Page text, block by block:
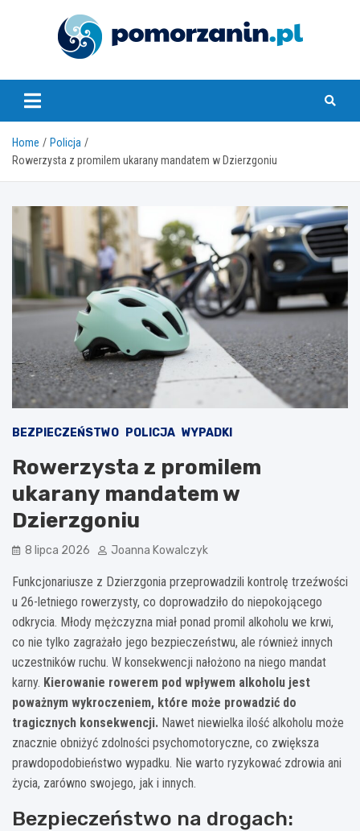
pomorzanin.pl
Home
Policja
Rowerzysta z promilem ukarany mandatem w Dzierzgoniu
BEZPIECZEŃSTWO POLICJA WYPADKI
Rowerzysta z promilem
ukarany mandatem w
Dzierzgoniu
8 lipca 2026 Joanna Kowalczyk
Funkcjonariusze z Dzierzgonia przeprowadzili kontrolę trzeźwości
u 26-letniego rowerzysty, co doprowadziło do niepokojącego
odkrycia. Młody mężczyzna miał ponad promil alkoholu we krwi,
co nie tylko zagrażało jego bezpieczeństwu, ale również innych
uczestników ruchu. W konsekwencji nałożono na niego mandat
karny. Kierowanie rowerem pod wpływem alkoholu jest
poważnym wykroczeniem, które może prowadzić do
tragicznych konsekwencji. Nawet niewielka ilość alkoholu może
znacznie obniżyć zdolności psychomotoryczne, co zwiększa
prawdopodobieństwo wypadku. Nie warto ryzykować zdrowia ani
życia, zarówno swojego, jak i innych.
Bezpieczeństwo na drogach: